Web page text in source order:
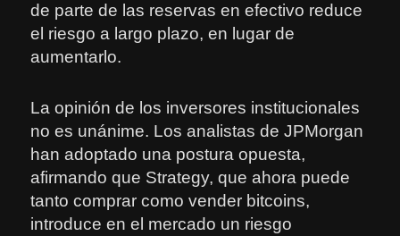
de parte de las reservas en efectivo reduce
el riesgo a largo plazo, en lugar de
aumentarlo.
La opinión de los inversores institucionales
no es unánime. Los analistas de JPMorgan
han adoptado una postura opuesta,
afirmando que Strategy, que ahora puede
tanto comprar como vender bitcoins,
introduce en el mercado un riesgo